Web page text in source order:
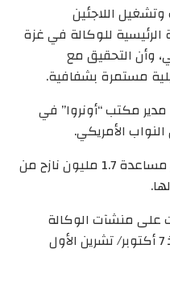
اللاجئين
الرئيسية للوكالة في غزة
وأن التحقيق مع
مستمرة بشفافية.
مدير مكتب “أونروا” في
الأمريكي.
وأشار ديري إلى أن الوكالة تحاول مساعدة 1.7 مليون نازح من
على منشآت الوكالة
وتسبب في مقتل 330 شخصا منذ 7 أكتوبر/ تشرين الأول